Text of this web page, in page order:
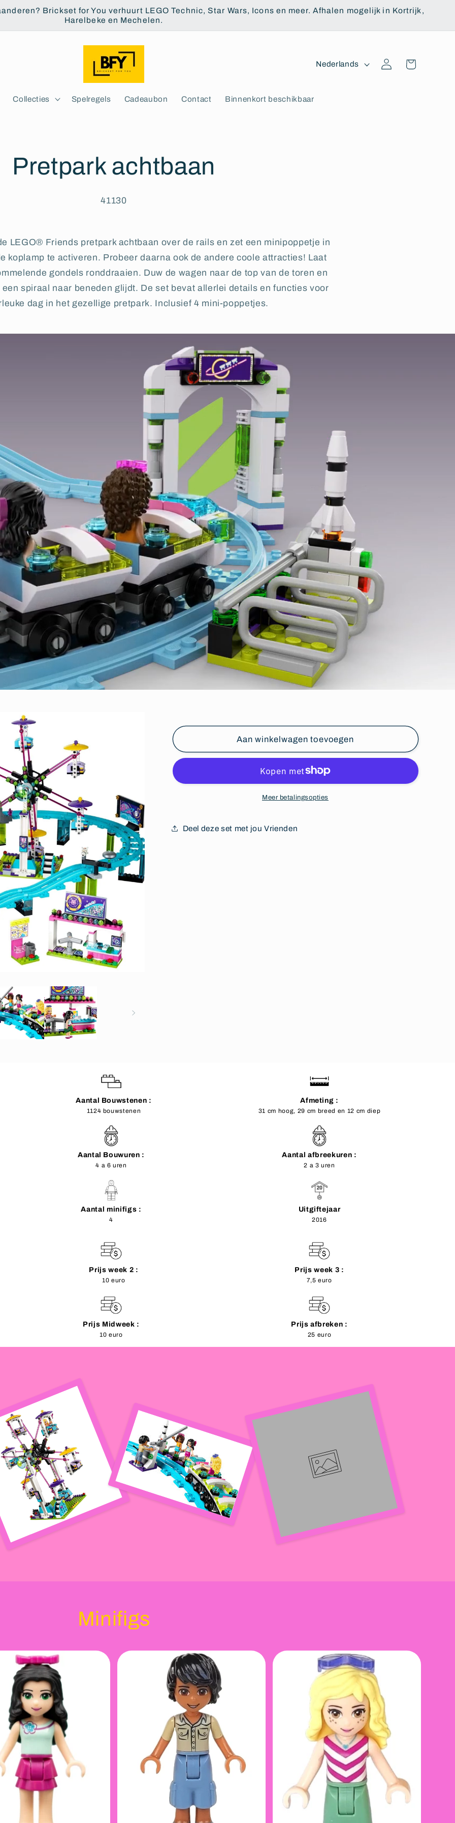
Brickset for You verhuurt LEGO Technic, Star Wars, Icons en meer. Afhalen mogelijk in Kortrijk,
Harelbeke en Mechelen.
Collecties Spelregels Cadeaubon Contact Binnenkort beschikbaar
T
a
Nederlands InloggenWinkelwagen
Pretpark achtbaan
41130
LEGO® Friends pretpark achtbaan over de rails en zet een minipoppetje in
koplamp te activeren. Probeer daarna ook de andere coole attracties! Laat
gondels ronddraaien. Duw de wagen naar de top van de toren en
spiraal naar beneden glijdt. De set bevat allerlei details en functies voor
dag in het gezellige pretpark. Inclusief 4 mini-poppetjes.
Aan winkelwagen toevoegen
Meer betalingsopties
Deel deze set met jou Vrienden
Aantal Bouwstenen :
1124 bouwstenen
Afmeting :
31 cm hoog, 29 cm breed en 12 cm diep
Aantal Bouwuren :
4 a 6 uren
Aantal afbreekuren :
2 a 3 uren
Aantal minifigs :
4
Uitgiftejaar
2016
Prijs week 2 :
10 euro
Prijs week 3 :
7,5 euro
Prijs Midweek :
10 euro
Prijs afbreken :
25 euro
Minifigs